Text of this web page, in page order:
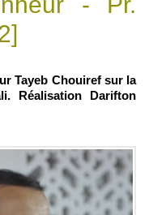
Tayeb Chouiref sur la
Réalisation Darifton